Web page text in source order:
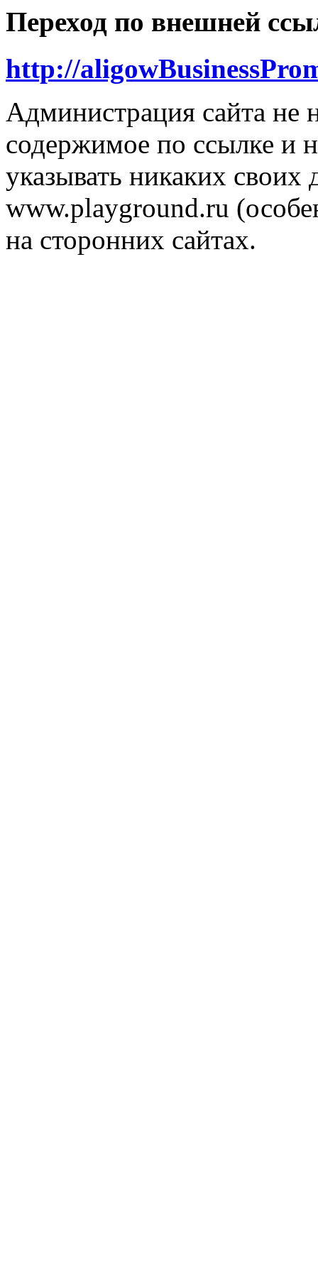
Переход по внешней
http://
Администрация сайта не
содержимое по ссылке и
указывать никаких
www.playground.ru
на сторонних сайтах.